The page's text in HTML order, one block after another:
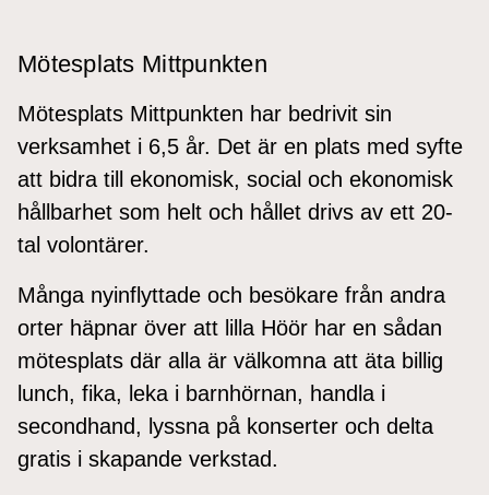
Mötesplats Mittpunkten
Mötesplats Mittpunkten har bedrivit sin
verksamhet i 6,5 år. Det är en plats med syfte
att bidra till ekonomisk, social och ekonomisk
hållbarhet som helt och hållet drivs av ett 20-
tal volontärer.
Många nyinflyttade och besökare från andra
orter häpnar över att lilla Höör har en sådan
mötesplats där alla är välkomna att äta billig
lunch, fika, leka i barnhörnan, handla i
secondhand, lyssna på konserter och delta
gratis i skapande verkstad.